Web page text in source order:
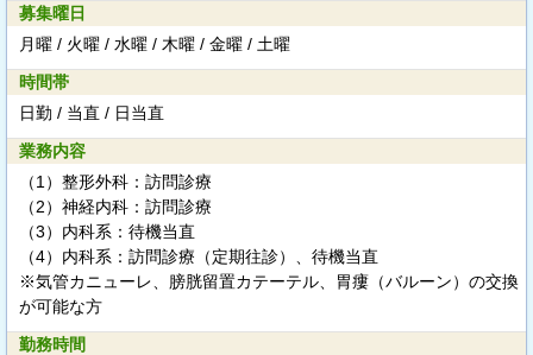
募集曜日
月曜 / 火曜 / 水曜 / 木曜 / 金曜 / 土曜
時間帯
日勤 / 当直 / 日当直
業務内容
（1）整形外科：訪問診療
（2）神経内科：訪問診療
（3）内科系：待機当直
（4）内科系：訪問診療（定期往診）、待機当直
※気管カニューレ、膀胱留置カテーテル、胃瘻（バルーン）の交換
が可能な方
勤務時間